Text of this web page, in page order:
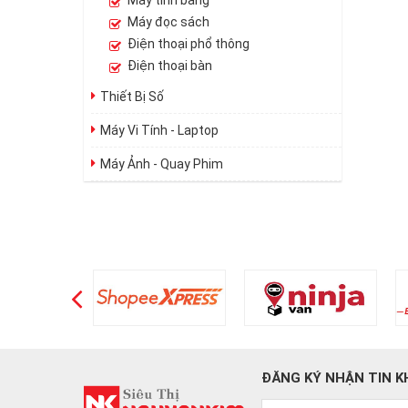
Máy đọc sách
Điện thoại phổ thông
Điện thoại bàn
Thiết Bị Số
Máy Vi Tính - Laptop
Máy Ảnh - Quay Phim
ĐĂNG KÝ NHẬN TIN